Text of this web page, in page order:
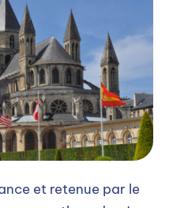
et retenue par le